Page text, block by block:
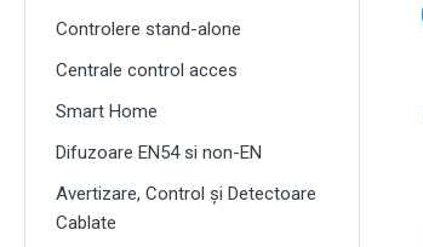
Controlere stand-alone
Centrale control acces
Smart Home
Difuzoare EN54 si non-EN
Avertizare, Control și Detectoare
Cablate